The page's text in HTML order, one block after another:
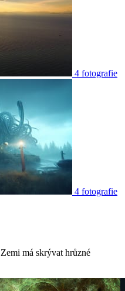
4 fotografie
4 fotografie
má skrývat hrůzné